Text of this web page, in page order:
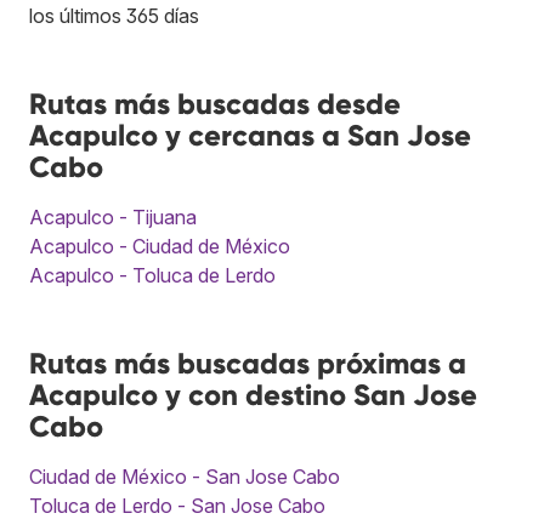
los últimos 365 días
Rutas más buscadas desde
Acapulco y cercanas a San Jose
Cabo
Acapulco - Tijuana
Acapulco - Ciudad de México
Acapulco - Toluca de Lerdo
Rutas más buscadas próximas a
Acapulco y con destino San Jose
Cabo
Ciudad de México - San Jose Cabo
Toluca de Lerdo - San Jose Cabo